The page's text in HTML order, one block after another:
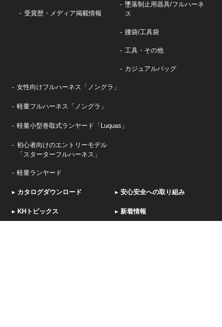
受賞歴・メディア掲載情報
墜落制止用器具/フルハーネ
ス
腰袋/工具袋
工具・その他
カジュアルバッグ
女性向けフルハーネス「ノングラ」
軽量フルハーネス「ノングラ」
軽量小型巻取式ランヤード「Luquas」
初心者向けのエントリーモデル
「スターターフルハーネス」
軽量ランヤード
▸ カタログダウンロード ▸ 安心安全への取り組み
▸ KHトピックス ▸ 新着情報